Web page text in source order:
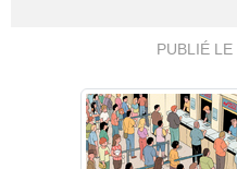
PUBLIÉ LE